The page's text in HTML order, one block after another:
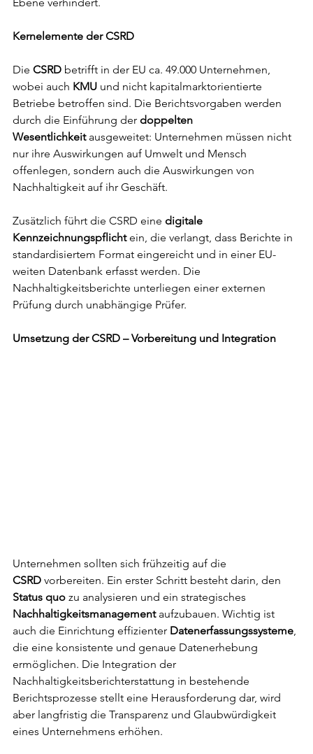
Kernelemente der CSRD
Die CSRD betrifft in der EU ca. 49.000 Unternehmen,
wobei auch KMU und nicht kapitalmarktorientierte
Betriebe betroffen sind. Die Berichtsvorgaben werden
durch die Einführung der doppelten
Wesentlichkeit ausgeweitet: Unternehmen müssen nicht
nur ihre Auswirkungen auf Umwelt und Mensch
offenlegen, sondern auch die Auswirkungen von
Nachhaltigkeit auf ihr Geschäft.
Zusätzlich führt die CSRD eine digitale
Kennzeichnungspflicht ein, die verlangt, dass Berichte in
standardisiertem Format eingereicht und in einer EU-
weiten Datenbank erfasst werden. Die
Nachhaltigkeitsberichte unterliegen einer externen
Prüfung durch unabhängige Prüfer.
Umsetzung der CSRD – Vorbereitung und Integration
Unternehmen sollten sich frühzeitig auf die
CSRD vorbereiten. Ein erster Schritt besteht darin, den
Status quo zu analysieren und ein strategisches
Nachhaltigkeitsmanagement aufzubauen. Wichtig ist
auch die Einrichtung effizienter Datenerfassungssysteme,
die eine konsistente und genaue Datenerhebung
ermöglichen. Die Integration der
Nachhaltigkeitsberichterstattung in bestehende
Berichtsprozesse stellt eine Herausforderung dar, wird
aber langfristig die Transparenz und Glaubwürdigkeit
eines Unternehmens erhöhen.